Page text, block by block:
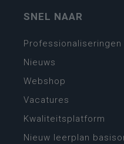
SNEL NAAR
Professionaliseringen
Nieuws
Webshop
Vacatures
Kwaliteitsplatform
Nieuw leerplan